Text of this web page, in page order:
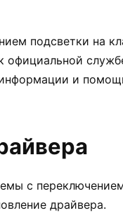
подсветки на
официальной
и
с
драйвера.